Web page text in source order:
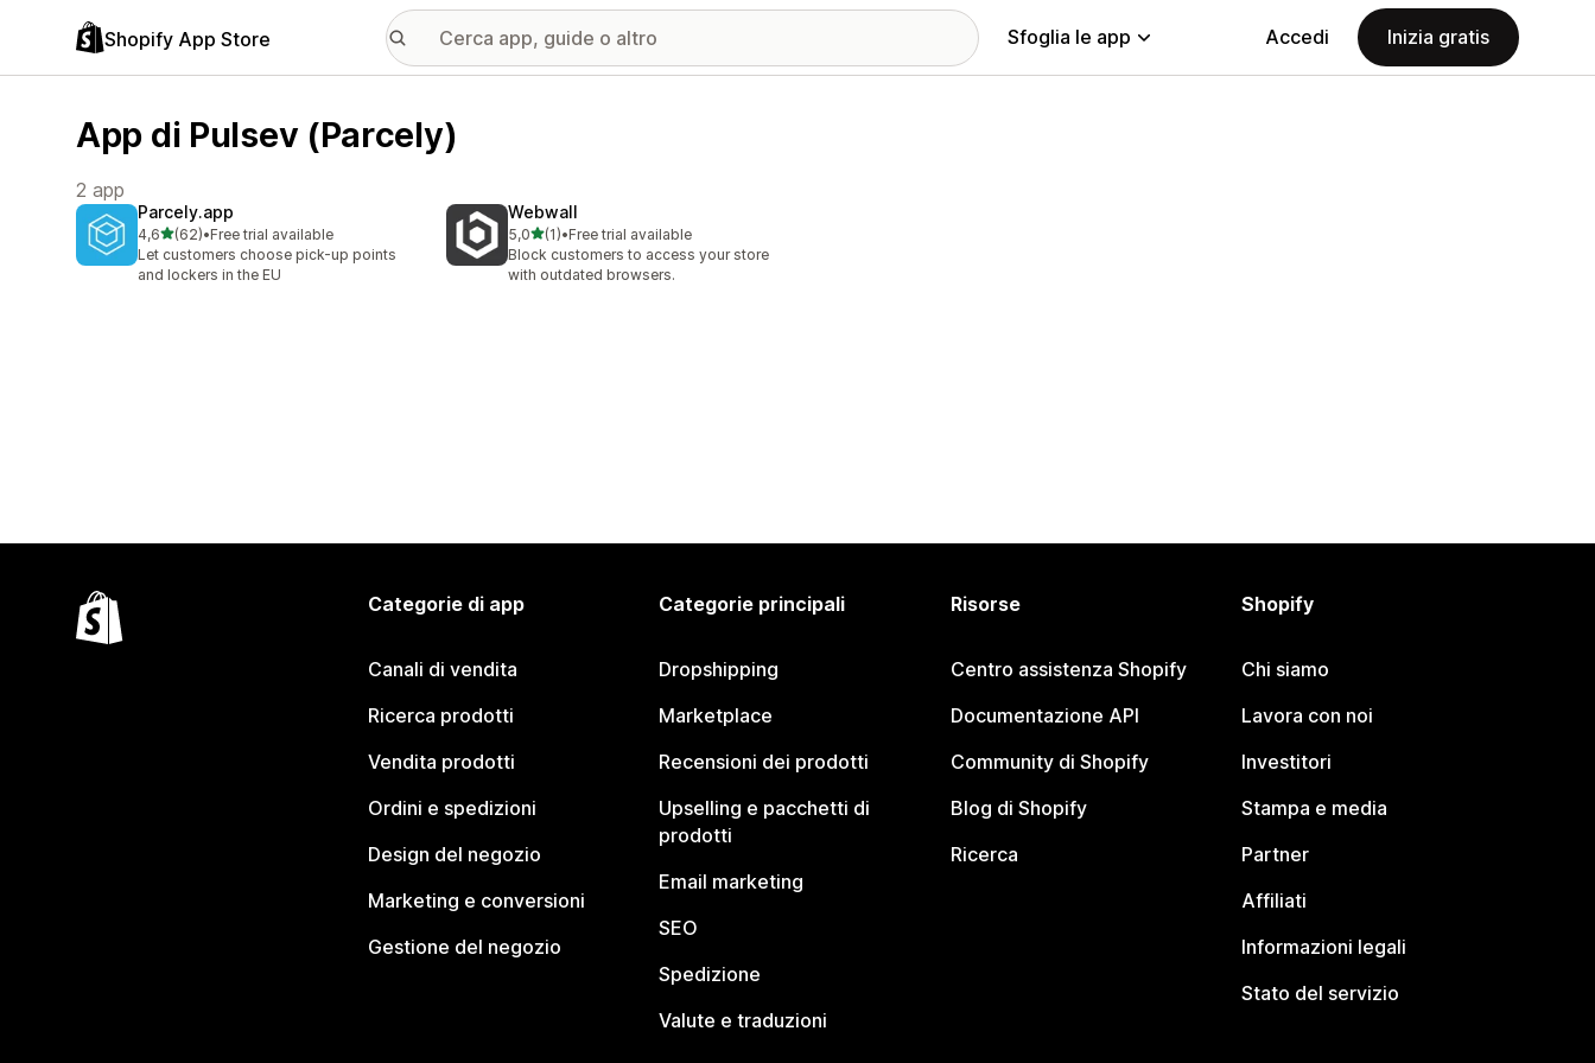
Shopify App Store Sfoglia le app Accedi Inizia gratis
App di Pulsev (Parcely)
2 app
Parcely.app
4,6stelle su 5
(62)
62 recensioni totali
•Free trial available
Let customers choose pick-up points
and lockers in the EU
Webwall
5,0stelle su 5
(1)
1 recensioni totali
•Free trial available
Block customers to access your store
with outdated browsers.
Categorie di app
Canali di vendita
Ricerca prodotti
Vendita prodotti
Ordini e spedizioni
Design del negozio
Marketing e conversioni
Gestione del negozio
Categorie principali
Dropshipping
Marketplace
Recensioni dei prodotti
Upselling e pacchetti di
prodotti
Email marketing
SEO
Spedizione
Valute e traduzioni
Risorse
Centro assistenza Shopify
Documentazione API
Community di Shopify
Blog di Shopify
Ricerca
Shopify
Chi siamo
Lavora con noi
Investitori
Stampa e media
Partner
Affiliati
Informazioni legali
Stato del servizio